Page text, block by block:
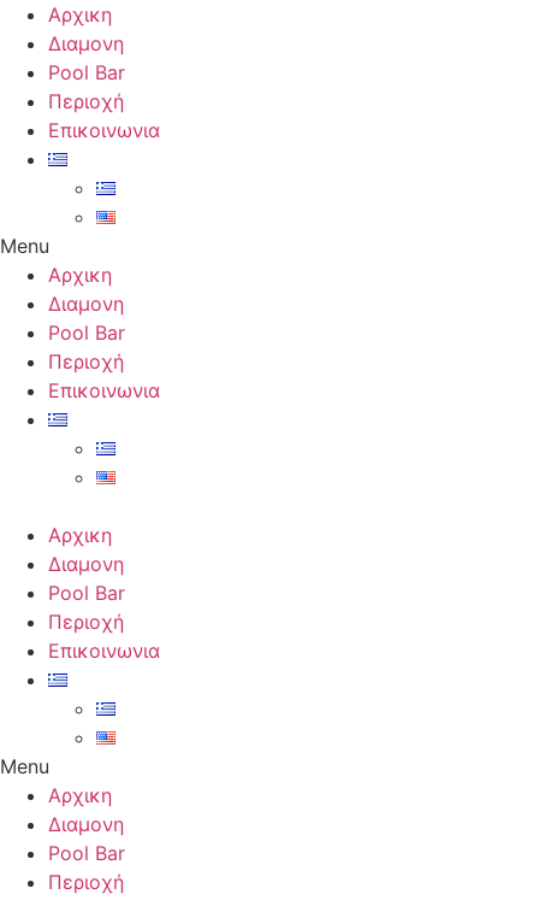
Skip
content
Αρχικη
Διαμονη
Pool Bar
Περιοχή
Επικοινωνια
Menu
Αρχικη
Διαμονη
Pool Bar
Περιοχή
Επικοινωνια
Αρχικη
Διαμονη
Pool Bar
Περιοχή
Επικοινωνια
Menu
Αρχικη
Διαμονη
Pool Bar
Περιοχή